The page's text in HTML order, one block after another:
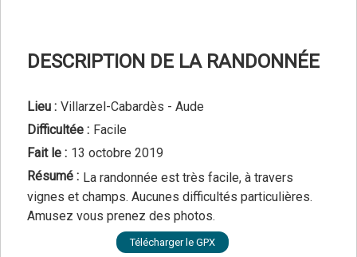
DESCRIPTION DE LA RANDONNÉE
Lieu : Villarzel-Cabardès - Aude
Difficultée : Facile
Fait le : 13 octobre 2019
Résumé : La randonnée est très facile, à travers
vignes et champs. Aucunes difficultés particulières.
Amusez vous prenez des photos.
Télécharger le GPX